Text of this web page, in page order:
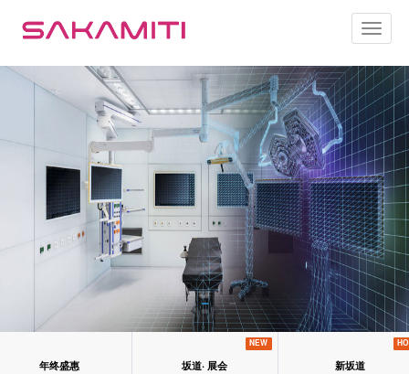
Toggle
年终盛惠 坂道· 展会
NEW
新坂道